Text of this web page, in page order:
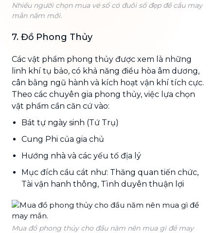
Nhiều người chọn mua vé số có đuôi số đẹp để cầu may
mắn năm mới.
7. Đồ Phong Thủy
Các vật phẩm phong thủy được xem là những
linh khí tụ bảo, có khả năng điều hòa âm dương,
cân bằng ngũ hành và kích hoạt vận khí tích cực.
Theo các chuyên gia phong thủy, việc lựa chọn
vật phẩm cần căn cứ vào:
Bát tự ngày sinh (Tứ Trụ)
Cung Phi của gia chủ
Hướng nhà và các yếu tố địa lý
Mục đích cầu cát như: Thăng quan tiến chức,
Tài vận hanh thông, Tình duyên thuận lợi
Mua đồ phong thủy cho đầu năm nên mua gì để may